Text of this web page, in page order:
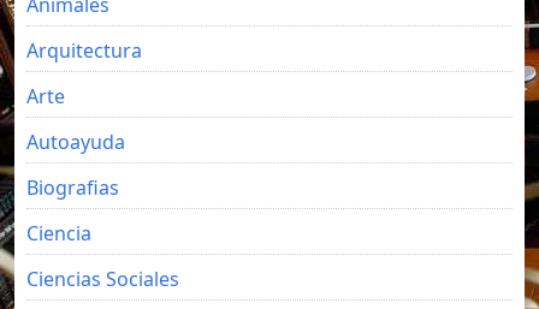
Arquitectura
Arte
Autoayuda
Biografias
Ciencia
Ciencias Sociales